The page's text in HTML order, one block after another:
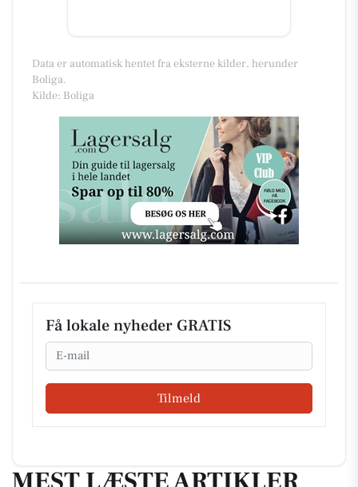
Data er automatisk hentet fra eksterne kilder, herunder
Boliga.
Kilde: Boliga
Få lokale nyheder GRATIS
Email
Tilmeld